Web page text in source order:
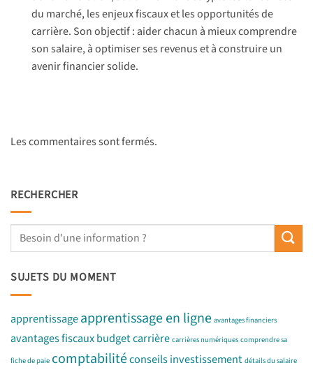
du marché, les enjeux fiscaux et les opportunités de
carrière. Son objectif : aider chacun à mieux comprendre
son salaire, à optimiser ses revenus et à construire un
avenir financier solide.
Les commentaires sont fermés.
RECHERCHER
SUJETS DU MOMENT
apprentissageapprentissage en ligne avantages financiers
avantages fiscauxbudgetcarrière carrières numériques comprendre sa
fiche de paie comptabilitéconseils investissement détails du salaire